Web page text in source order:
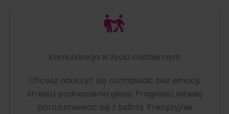
Komunikacja w życiu codziennym
Chcesz nauczyć się rozmawiać bez emocji,
stresu i podnoszenia głosu. Pragniesz łatwiej
porozumiewać się z ludźmi. Precyzyjnie